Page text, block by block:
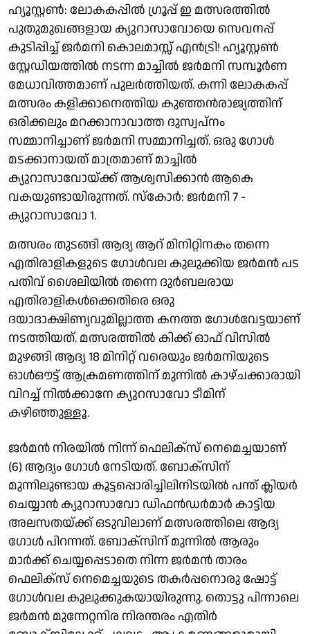
ഹ്യൂസ്റ്റണ്‍: ലോകകപ്പിൽ ഗ്രൂപ്പ് ഇ മത്സരത്തിൽ
പുതുമുഖങ്ങളായ ക്യുറാസാവോയെ സെവനപ്പ്
കുടിപ്പിച്ച് ജർമനി കൊലമാസ്സ് എൻട്രി! ഹ്യൂസ്റ്റൺ
സ്റ്റേഡിയത്തിൽ നടന്ന മാച്ചിൽ ജർമനി സമ്പൂർണ
മേധാവിത്തമാണ് പുലർത്തിയത്. കന്നി ലോകകപ്പ്
മത്സരം കളിക്കാനെത്തിയ കുഞ്ഞൻരാജ്യത്തിന്
ഒരിക്കലും മറക്കാനാവാത്ത ദുസ്വപ്നം
സമ്മാനിച്ചാണ് ജർമനി സമ്മാനിച്ചത്. ഒരു ഗോൾ
മടക്കാനായത് മാത്രമാണ് മാച്ചിൽ
ക്യുറാസാവോയ്ക്ക് ആശ്വസിക്കാൻ ആകെ
വകയുണ്ടായിരുന്നത്. സ്കോർ: ജർമനി 7 -
ക്യുറാസാവോ 1.
മത്സരം തുടങ്ങി ആദ്യ ആറ് മിനിറ്റിനകം തന്നെ
എതിരാളികളുടെ ഗോൾവല കുലുക്കിയ ജർമൻ പട
പതിവ് ശൈലിയിൽ തന്നെ ദുർബലരായ
എതിരാളികൾക്കെതിരെ ഒരു
ദയാദാക്ഷിണ്യവുമില്ലാത്ത കനത്ത ഗോൾവേട്ടയാണ്
നടത്തിയത്. മത്സരത്തിൽ കിക്ക് ഓഫ് വിസിൽ
മുഴങ്ങി ആദ്യ 18 മിനിറ്റ് വരെയും ജർമനിയുടെ
ഓൾഔട്ട് ആക്രമണത്തിന് മുന്നിൽ കാഴ്ചക്കാരായി
വിറച്ച് നിൽക്കാനേ ക്യുറസാവോ ടീമിന്
കഴിഞ്ഞുള്ളൂ.
ജർമൻ നിരയിൽ നിന്ന് ഫെലിക്സ് നെമെച്ചയാണ്
(6) ആദ്യം ഗോൾ നേടിയത്. ബോക്സിന്
മുന്നിലുണ്ടായ കൂട്ടപ്പൊരിച്ചിലിനിടയിൽ പന്ത് ക്ലിയർ
ചെയ്യാൻ ക്യുറാസാവോ ഡിഫൻഡർമാർ കാട്ടിയ
അലസതയ്ക്ക് ഒടുവിലാണ് മത്സരത്തിലെ ആദ്യ
ഗോൾ പിറന്നത്. ബോക്സിന് മുന്നിൽ ആരും
മാർക്ക് ചെയ്യപ്പെടാതെ നിന്ന ജർമൻ താരം
ഫെലിക്സ് നെമെച്ചയുടെ തകർപ്പനൊരു ഷോട്ട്
ഗോൾവല കുലുക്കുകയായിരുന്നു. തൊട്ടു പിന്നാലെ
ജർമൻ മുന്നേറ്റനിര നിരന്തരം എതിർ